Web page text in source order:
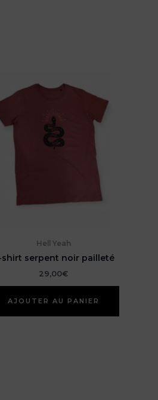
Hell Yeah
shirt serpent noir pailleté
29,00€
AJOUTER AU PANIER